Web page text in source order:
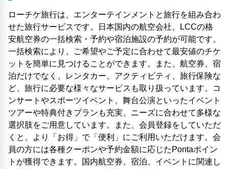
ローチケ旅行は、エンターテインメントと旅行を組み合わ
せた旅行サービスです。日本国内の航空会社、LCCの格
安航空券の一括検索・予約や宿泊施設の予約が可能です。
一括検索により、ご希望やご予定に合わせて最安値のチケ
ットを簡単に見つけることができます。また、航空券、宿
泊だけでなく、レンタカー、アクティビティ、旅行保険な
ど、旅行に必要な様々なサービスも取り扱っています。コ
ンサートやスポーツイベント、舞台公演といったイベント
ツアーや特典付きプランも充実、ニーズに合わせて多様な
選択肢をご用意しています。また、会員登録をしていただ
くと、より「お得」で「便利」にご利用いただけます。会
員の方には各種クーポンや予約金額に応じたPontaポイン
トが獲得できます。国内航空券、宿泊、イベントに関連し